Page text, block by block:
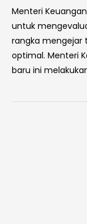
Menteri
untuk
rangka mengejar
optimal. Menteri
baru ini